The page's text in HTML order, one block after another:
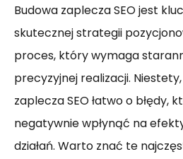
Budowa zaplecza SEO jest
skutecznej strategii
proces, który wymaga
precyzyjnej realizacji.
zaplecza SEO łatwo o błędy,
negatywnie wpłynąć na
działań. Warto znać te